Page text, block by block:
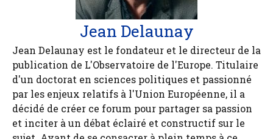
Jean Delaunay
Jean Delaunay est le fondateur et le directeur de la
publication de L'Observatoire de l'Europe. Titulaire
d'un doctorat en sciences politiques et passionné
par les enjeux relatifs à l'Union Européenne, il a
décidé de créer ce forum pour partager sa passion
et inciter à un débat éclairé et constructif sur le